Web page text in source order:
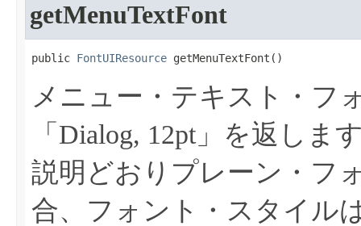
getMenuTextFont
public FontUIResource getMenuTextFont​()
メニュー・テキスト・フ
「Dialog, 12pt」を返しま
説明どおりプレーン・フ
合、フォント・スタイル